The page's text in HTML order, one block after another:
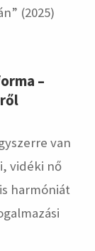
–
van
vidéki nő
harmóniát